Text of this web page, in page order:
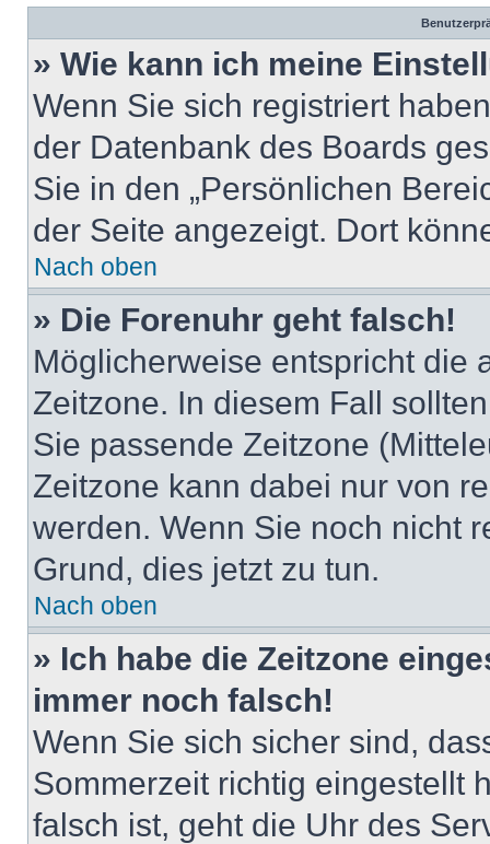
» Wie kann ich meine
Wenn Sie sich registriert
der Datenbank des Boards
Sie in den „Persönlichen
der Seite angezeigt. Dort
Nach oben
» Die Forenuhr geht falsch!
Möglicherweise entspricht die
Zeitzone. In diesem Fall
Sie passende Zeitzone
Zeitzone kann dabei nur von
werden. Wenn Sie noch nicht
Grund, dies jetzt zu tun.
Nach oben
» Ich habe die Zeitzone
immer noch falsch!
Wenn Sie sich sicher sind,
Sommerzeit richtig eingestellt
falsch ist, geht die Uhr des